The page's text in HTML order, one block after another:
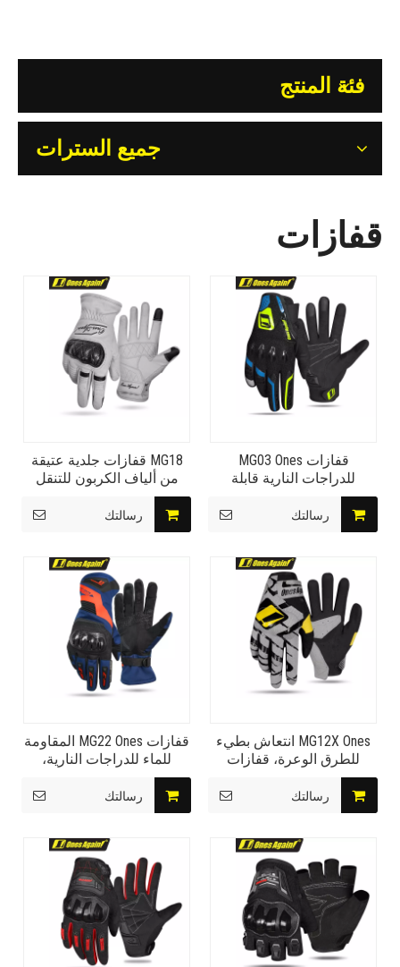
فئة المنتج
جميع السترات
قفازات
MG18 قفازات جلدية عتيقة
من ألياف الكربون للتنقل
والترفيه مذنب هار راي
رسالتك
قفازات MG03 Ones
للدراجات النارية قابلة
للتنفس بتقنية قولبة الحقن
فتل قراءة المواد
رسالتك
قفازات MG22 Ones المقاومة
للماء للدراجات النارية،
قفازات لركوب الدراجات
الهوائية دافئة ومقاومة للبرد،
رسالتك
MG12X Ones انتعاش بطيء
للطرق الوعرة، قفازات
قراءة مصنوعة من مادة
مرنة قابلة للتنفس للطرق
رسالتك